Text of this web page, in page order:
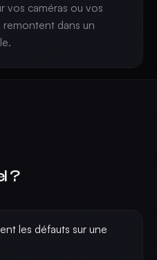
vos caméras ou vos
dans un
?
les défauts sur une